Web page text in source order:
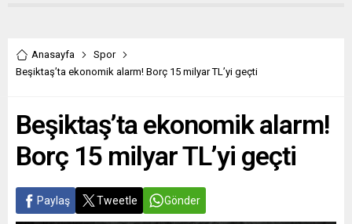
Anasayfa
Spor
Beşiktaş’ta ekonomik alarm! Borç 15 milyar TL’yi geçti
Beşiktaş’ta ekonomik alarm!
Borç 15 milyar TL’yi geçti
Paylaş Tweetle Gönder